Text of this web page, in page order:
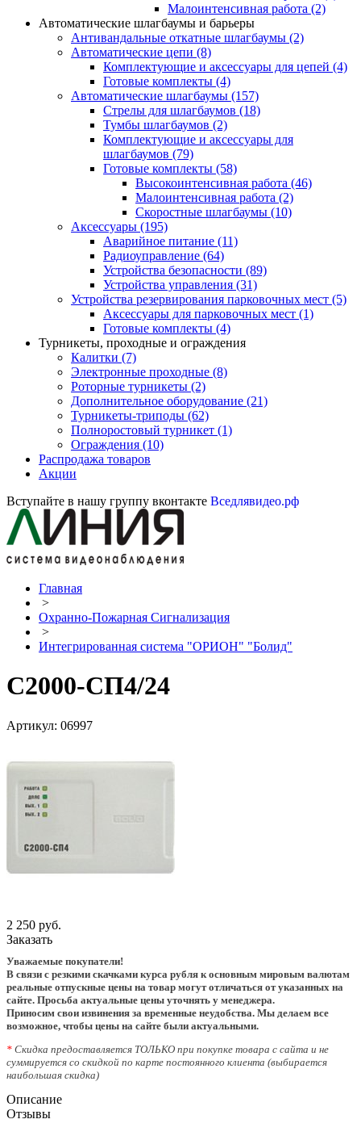
Малоинтенсивная работа (2)
Автоматические шлагбаумы и барьеры
Антивандальные откатные шлагбаумы (2)
Автоматические цепи (8)
Комплектующие и аксессуары для цепей (4)
Готовые комплекты (4)
Автоматические шлагбаумы (157)
Стрелы для шлагбаумов (18)
Тумбы шлагбаумов (2)
Комплектующие и аксессуары для
шлагбаумов (79)
Готовые комплекты (58)
Высокоинтенсивная работа (46)
Малоинтенсивная работа (2)
Скоростные шлагбаумы (10)
Аксессуары (195)
Аварийное питание (11)
Радиоуправление (64)
Устройства безопасности (89)
Устройства управления (31)
Устройства резервирования парковочных мест (5)
Аксессуары для парковочных мест (1)
Готовые комплекты (4)
Турникеты, проходные и ограждения
Калитки (7)
Электронные проходные (8)
Роторные турникеты (2)
Дополнительное оборудование (21)
Турникеты-триподы (62)
Полноростовый турникет (1)
Ограждения (10)
Распродажа товаров
Акции
Вступайте в нашу группу вконтакте Вседлявидео.рф
Главная
>
Охранно-Пожарная Сигнализация
>
Интегрированная система "ОРИОН" "Болид"
С2000-СП4/24
Артикул: 06997
2 250 руб.
Заказать
Уважаемые покупатели!
В связи с резкими скачками курса рубля к основным мировым валютам
реальные отпускные цены на товар могут отличаться от указанных на
сайте. Просьба актуальные цены уточнять у менеджера.
Приносим свои извинения за временные неудобства. Мы делаем все
возможное, чтобы цены на сайте были актуальными.
* Скидка предоставляется ТОЛЬКО при покупке товара с сайта и не
суммируется со скидкой по карте постоянного клиента (выбирается
наибольшая скидка)
Описание
Отзывы